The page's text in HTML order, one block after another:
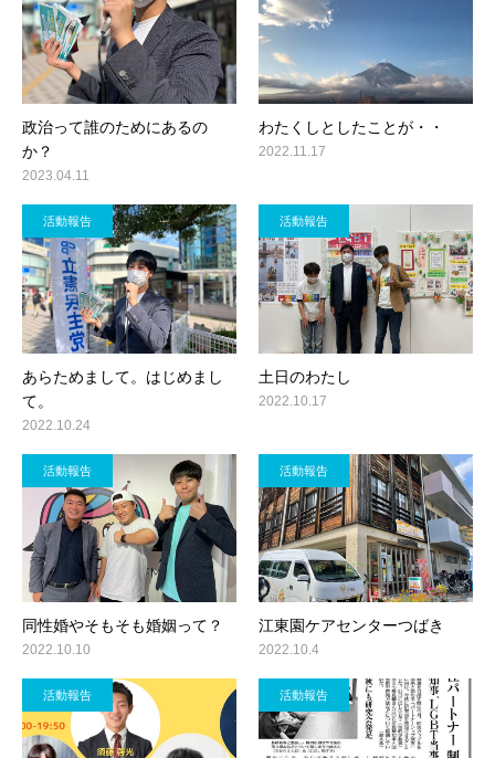
政治って誰のためにあるの
か？
2023.04.11
わたくしとしたことが・・
2022.11.17
活動報告
あらためまして。はじめまし
て。
2022.10.24
活動報告
土日のわたし
2022.10.17
活動報告
同性婚やそもそも婚姻って？
2022.10.10
活動報告
江東園ケアセンターつばき
2022.10.4
活動報告 活動報告